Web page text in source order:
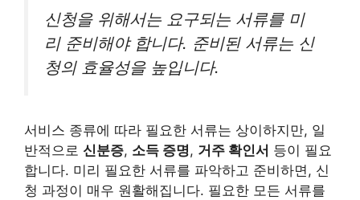
신청을 위해서는 요구되는 서류를 미
리 준비해야 합니다. 준비된 서류는 신
청의 효율성을 높입니다.
서비스 종류에 따라 필요한 서류는 상이하지만, 일
반적으로 신분증, 소득 증명, 거주 확인서 등이 필요
합니다. 미리 필요한 서류를 파악하고 준비하면, 신
청 과정이 매우 원활해집니다. 필요한 모든 서류를